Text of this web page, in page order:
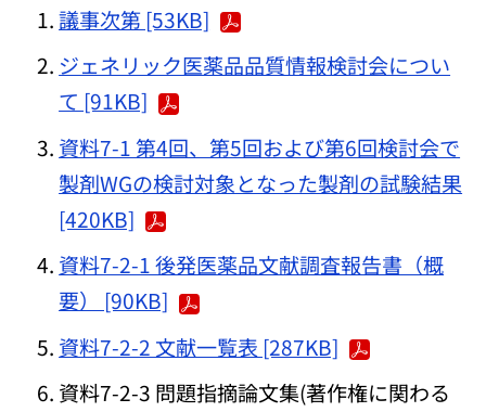
議事次第 [53KB]
ジェネリック医薬品品質情報検討会につい
て [91KB]
資料7-1 第4回、第5回および第6回検討会で
製剤WGの検討対象となった製剤の試験結果
[420KB]
資料7-2-1 後発医薬品文献調査報告書（概
要） [90KB]
資料7-2-2 文献一覧表 [287KB]
資料7-2-3 問題指摘論文集(著作権に関わる